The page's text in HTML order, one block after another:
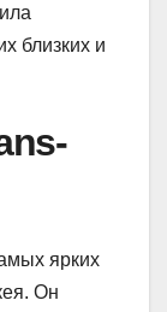
близких и
ярких
Он